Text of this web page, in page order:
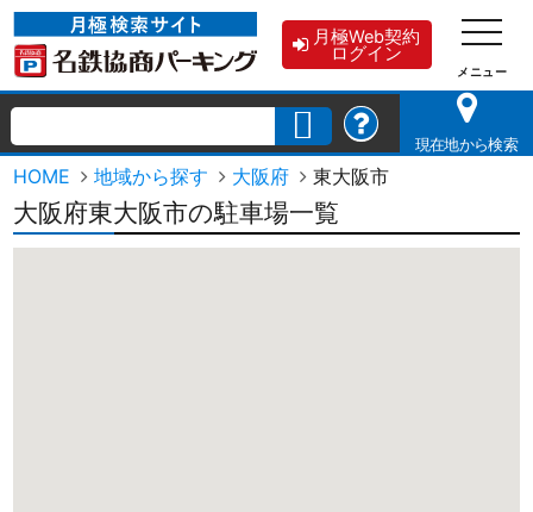
月極Web契約
ログイン
現在地から検索
HOME 地域から探す 大阪府 東大阪市
大阪府東大阪市の駐車場一覧